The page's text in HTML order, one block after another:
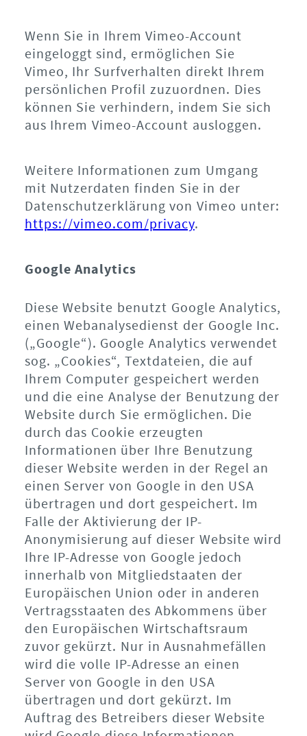
Wenn Sie in Ihrem Vimeo-Account
eingeloggt sind, ermöglichen Sie
Vimeo, Ihr Surfverhalten direkt Ihrem
persönlichen Profil zuzuordnen. Dies
können Sie verhindern, indem Sie sich
aus Ihrem Vimeo-Account ausloggen.
Weitere Informationen zum Umgang
mit Nutzerdaten finden Sie in der
Datenschutzerklärung von Vimeo unter:
https://vimeo.com/privacy.
Google Analytics
Diese Website benutzt Google Analytics,
einen Webanalysedienst der Google Inc.
(„Google“). Google Analytics verwendet
sog. „Cookies“, Textdateien, die auf
Ihrem Computer gespeichert werden
und die eine Analyse der Benutzung der
Website durch Sie ermöglichen. Die
durch das Cookie erzeugten
Informationen über Ihre Benutzung
dieser Website werden in der Regel an
einen Server von Google in den USA
übertragen und dort gespeichert. Im
Falle der Aktivierung der IP-
Anonymisierung auf dieser Website wird
Ihre IP-Adresse von Google jedoch
innerhalb von Mitgliedstaaten der
Europäischen Union oder in anderen
Vertragsstaaten des Abkommens über
den Europäischen Wirtschaftsraum
zuvor gekürzt. Nur in Ausnahmefällen
wird die volle IP-Adresse an einen
Server von Google in den USA
übertragen und dort gekürzt. Im
Auftrag des Betreibers dieser Website